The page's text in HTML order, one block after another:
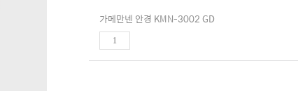
가메만넨 안경 KMN-3002 GD